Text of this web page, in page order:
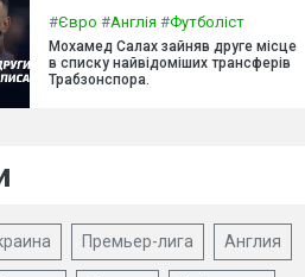
#Євро #Англія #Футболіст
Мохамед Салах зайняв друге місце
в списку найвідоміших трансферів
Трабзонспора.
Премьер-лига Англия